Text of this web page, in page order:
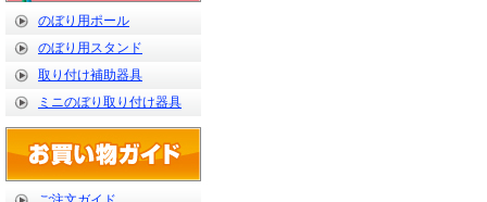
のぼり用ポール
のぼり用スタンド
取り付け補助器具
ミニのぼり取り付け器具